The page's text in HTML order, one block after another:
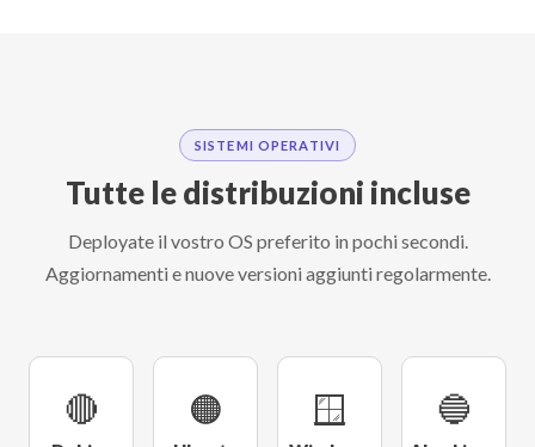
SISTEMI OPERATIVI
Tutte le distribuzioni incluse
Deployate il vostro OS preferito in pochi secondi.
Aggiornamenti e nuove versioni aggiunti regolarmente.
🔴 🟠 🪟 🔵